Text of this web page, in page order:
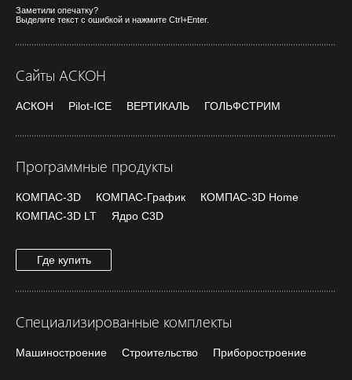
Заметили опечатку?
Выделите текст с ошибкой и нажмите Ctrl+Enter.
Сайты АСКОН
АСКОН Pilot-ICE ВЕРТИКАЛЬ ГОЛЬФСТРИМ
Программные продукты
КОМПАС-3D КОМПАС-График
КОМПАС-3D Home
КОМПАС-3D LT
Ядро C3D
Где купить
Специализированные комплекты
Машиностроение Строительство Приборостроение